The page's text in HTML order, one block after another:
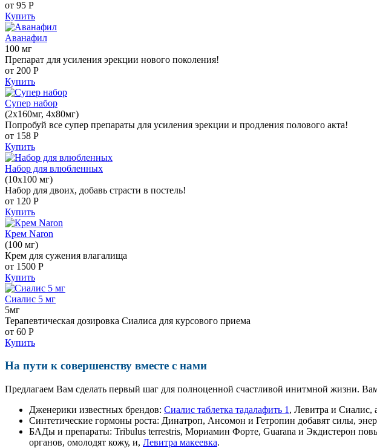
от 95 Р
Купить
Аванафил
100 мг
Препарат для усиления эрекции нового поколения!
от 200 Р
Купить
Супер набор
(2х160мг, 4х80мг)
Попробуй все супер препараты для усиления эрекции и продления полового акта!
от 158 Р
Купить
Набор для влюбленных
(10х100 мг)
Набор для двоих, добавь страсти в постель!
от 120 Р
Купить
Крем Naron
(100 мг)
Крем для сужения влагалища
от 1500 Р
Купить
Сиалис 5 мг
5мг
Терапевтическая дозировка Сиалиса для курсового приема
от 60 Р
Купить
На пути к совершенству вместе с нами
Предлагаем Вам сделать первый шаг для полноценной счастливой инитмной жизни.
Дженерики известных брендов: Сиалис таблетка тадалафить 1 , Левитра и Сиалис,
Синтетические гормоны роста: Динатроп, Ансомон и Гетропин добавят силы,
БАДы и препараты: Tribulus terrestris, Мориамин Форте, Guarana и Экдистерон
органов, омолодят кожу, и, Левитра макеевка.